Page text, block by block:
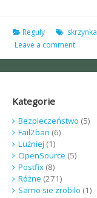
Reguły skrzynka
Leave a comment
Kategorie
Bezpieczeństwo (5)
Fail2ban (6)
Luźniej (1)
OpenSource (5)
Postfix(8)
Różne (271)
Samo sie zrobilo (1)